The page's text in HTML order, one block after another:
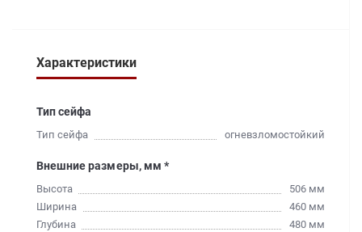
Характеристики
Тип сейфа
Тип сейфа огневзломостойкий
Внешние размеры, мм *
Высота
506 мм
Ширина
460 мм
Глубина
480 мм